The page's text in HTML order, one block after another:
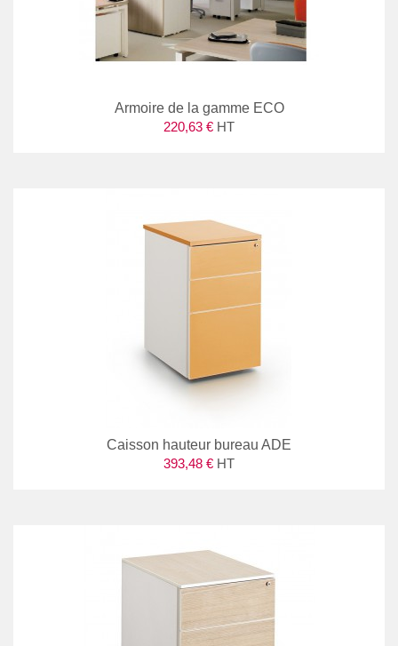
Armoire de la gamme ECO
220,63 € HT
Caisson hauteur bureau ADE
393,48 € HT